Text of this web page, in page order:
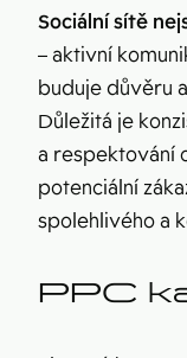
Sociální sítě
– aktivní
buduje důvěru
Důležitá je
a respektování
potenciální
spolehlivého a
PPC